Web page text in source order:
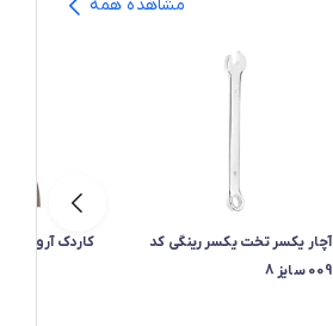
مشاهده همه
آچار یکسر تخت یکسر رینگی کد
009 سایز 8
کاردک آروا مدل 6283